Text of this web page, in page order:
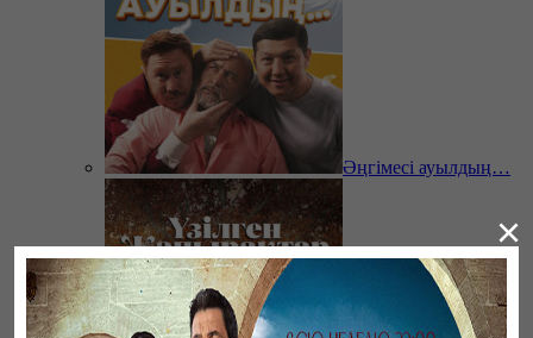
Әңгімесі ауылдың…
×